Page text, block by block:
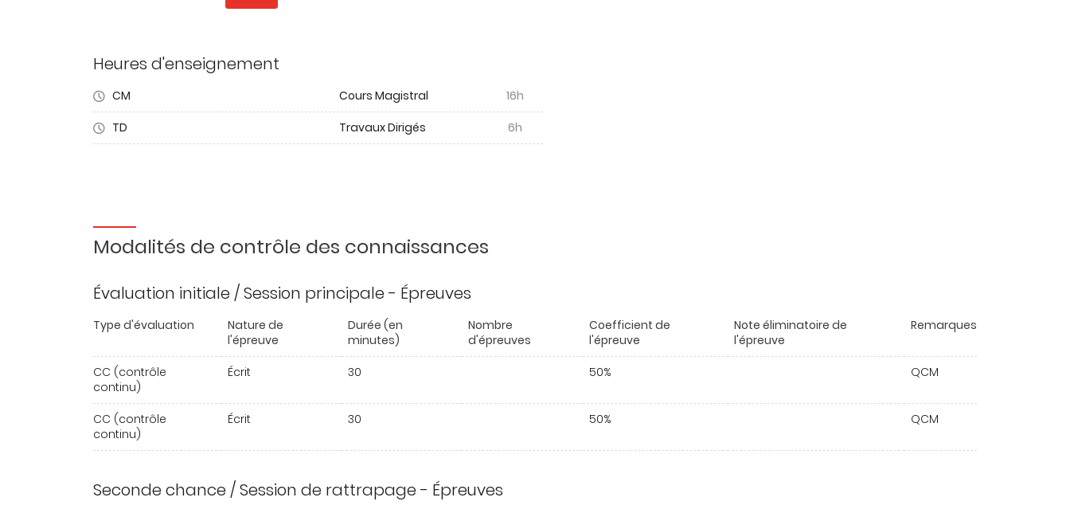
Heures d'enseignement
CM Cours Magistral
16h
TD
Travaux Dirigés 6h
Modalités de contrôle des connaissances
Évaluation initiale / Session principale - Épreuves
Type d'évaluation
Nature de
l'épreuve
Durée (en
minutes)
Nombre
d'épreuves
Coefficient de
l'épreuve
Note éliminatoire de
l'épreuve
Remarques
CC (contrôle
continu)
Écrit 30 50% QCM
CC (contrôle
continu)
Écrit 30 50% QCM
Seconde chance / Session de rattrapage - Épreuves